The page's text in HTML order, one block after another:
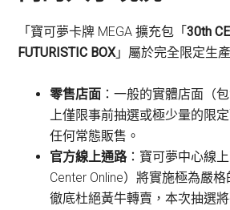
「寶可夢卡牌 MEGA 擴充包「30th
FUTURISTIC BOX」屬於完全限定生
零售店面 ：一般的實體店面（
上僅限事前抽選或極少量的限
任何常態販售。
官方線上通路：寶可夢中心線
Center Online）將實施極為嚴
徹底杜絕黃牛轉賣，本次抽選